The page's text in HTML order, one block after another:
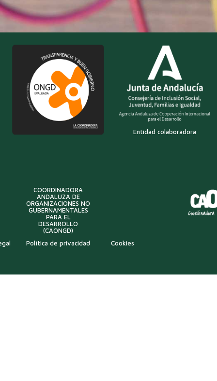
Entidad colaboradora
COORDINADORA
ANDALUZA DE
ORGANIZACIONES NO
GUBERNAMENTALES
PARA EL
DESARROLLO
(CAONGD)
Política de privacidad Cookies